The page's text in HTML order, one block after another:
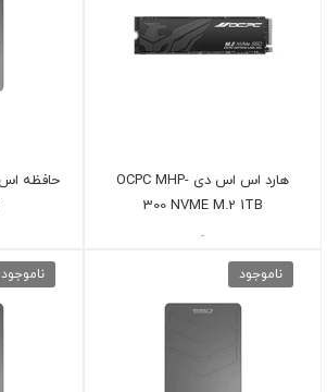
هارد اس اس دی OCPC MHP-
300 NVME M.2 1TB
-
ناموجود ناموجود